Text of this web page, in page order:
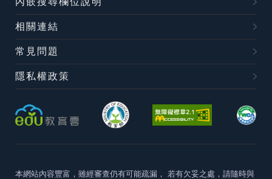
相關連結
常見問題
隱私權政策
本網站內容豐富，雖經審查仍有可能疏漏， 若有欠妥之處，請隨時與